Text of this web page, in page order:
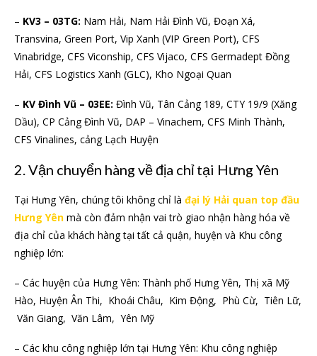
– KV3 – 03TG: Nam Hải, Nam Hải Đình Vũ, Đoạn Xá,
Transvina, Green Port, Vip Xanh (VIP Green Port), CFS
Vinabridge, CFS Viconship, CFS Vijaco, CFS Germadept Đồng
Hải, CFS Logistics Xanh (GLC), Kho Ngoại Quan
– KV Đình Vũ – 03EE: Đình Vũ, Tân Cảng 189, CTY 19/9 (Xăng
Dầu), CP Cảng Đình Vũ, DAP – Vinachem, CFS Minh Thành,
CFS Vinalines, cảng Lạch Huyện
2. Vận chuyển hàng về địa chỉ tại Hưng Yên
Tại Hưng Yên, chúng tôi không chỉ là đại lý Hải quan top đầu
Hưng Yên mà còn đảm nhận vai trò giao nhận hàng hóa về
địa chỉ của khách hàng tại tất cả quận, huyện và Khu công
nghiệp lớn:
– Các huyện của Hưng Yên: Thành phố Hưng Yên, Thị xã Mỹ
Hào, Huyện Ân Thi, Khoái Châu, Kim Động, Phù Cừ, Tiên Lữ,
Văn Giang, Văn Lâm, Yên Mỹ
– Các khu công nghiệp lớn tại Hưng Yên: Khu công nghiệp